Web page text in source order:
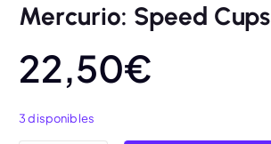
Mercurio: Speed Cups
22,50€
3 disponibles